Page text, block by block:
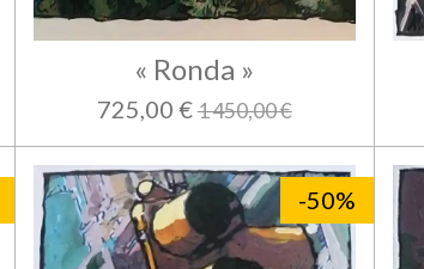
« Ronda »
725,00 €1 450,00 €
-50%